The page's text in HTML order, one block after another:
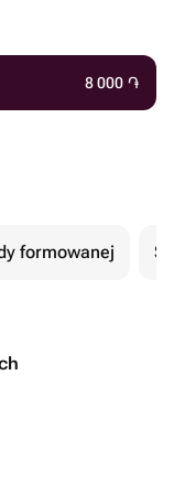
8 000 ֏
formowanej